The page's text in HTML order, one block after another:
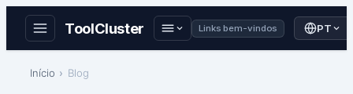
ToolCluster Links bem-vindos PT
Início Blog